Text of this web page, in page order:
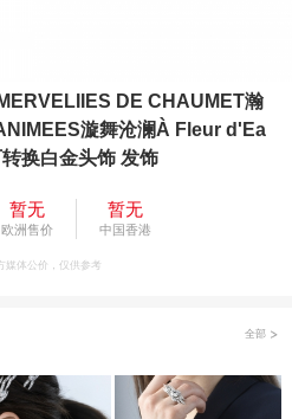
DE CHAUMET瀚
漩舞沧澜À Fleur d'Ea
换白金头饰 发饰
暂无
欧洲售价
暂无
中国香港
媒体公价，仅供参考
全部